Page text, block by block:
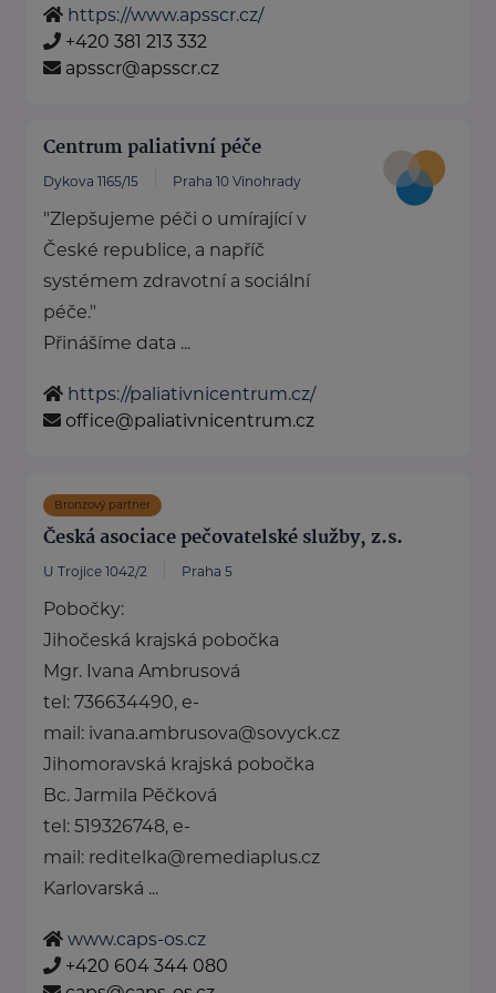
https://www.apsscr.cz/
+420 381 213 332
apsscr@apsscr.cz
Centrum paliativní péče
Dykova 1165/15 Praha 10 Vinohrady
"Zlepšujeme péči o umírající v
České republice, a napříč
systémem zdravotní a sociální
péče."
Přinášíme data ...
https://paliativnicentrum.cz/
office@paliativnicentrum.cz
Bronzový partner
Česká asociace pečovatelské služby, z.s.
U Trojice 1042/2 Praha 5
Pobočky:
Jihočeská krajská pobočka
Mgr. Ivana Ambrusová
tel: 736634490, e-
mail: ivana.ambrusova@sovyck.cz
Jihomoravská krajská pobočka
Bc. Jarmila Pěčková
tel: 519326748, e-
mail: reditelka@remediaplus.cz
Karlovarská ...
www.caps-os.cz
+420 604 344 080